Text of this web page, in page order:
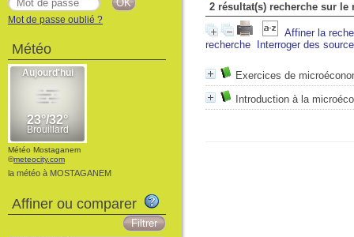
2 résultat(s) recherche sur
Affiner la
recherche
Interroger des
Exercices de
Introduction à la
Mot de passe oublié ?
Météo
Météo Mostaganem
©meteocity.com
la météo à MOSTAGANEM
Affiner ou comparer